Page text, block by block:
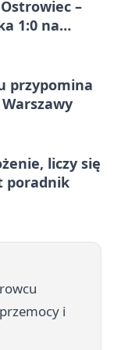
Ostrowiec –
1:0 na
przypomina
liczy się
poradnik
i